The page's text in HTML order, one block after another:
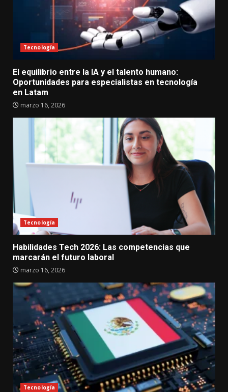
Tecnología
El equilibrio entre la IA y el talento humano:
Oportunidades para especialistas en tecnología
en Latam
marzo 16, 2026
Tecnología
Habilidades Tech 2026: Las competencias que
marcarán el futuro laboral
marzo 16, 2026
Tecnología